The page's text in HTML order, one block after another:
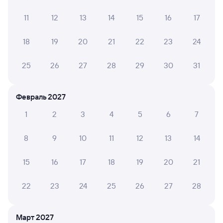
отзывчивые сотрудники
10 ЕЛЕНА В.
очень милая и приветливая девушка. Все подробно
обьяснила, на любые просьбы откликается
Очень понравилось!
11 12 13 14 15 16 17
18 19 20 21 22 23 24
25 26 27 28 29 30 31
Февраль 2027
1
2 3 4 5 6 7
8 9 10 11 12 13 14
15 16 17 18 19 20 21
22 23 24 25 26 27 28
Март 2027